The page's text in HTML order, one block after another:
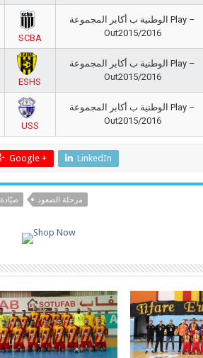
SCBA
الوطنية ب أكابر المجموعة Play –
Out2015/2016
ESHS
الوطنية ب أكابر المجموعة Play –
Out2015/2016
USS
الوطنية ب أكابر المجموعة Play –
Out2015/2016
Google + LinkedIn
صيّادة مرحلة الصعود